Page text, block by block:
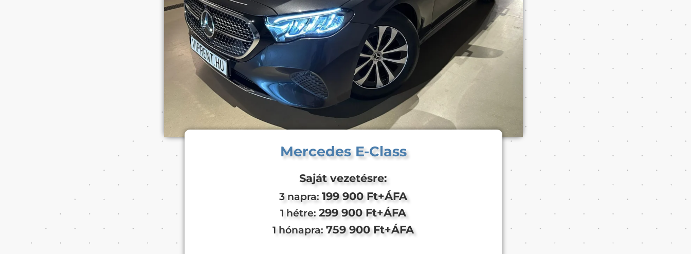
Mercedes E-Class
Saját vezetésre:
3 napra:199 900 Ft+ÁFA
1 hétre:299 900 Ft+ÁFA
1 hónapra:759 900 Ft+ÁFA